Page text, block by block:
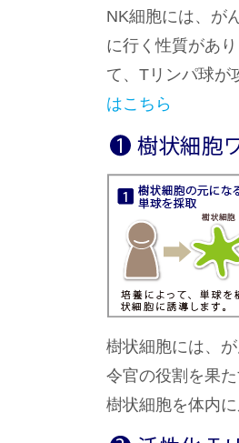
NK細胞には、が
に行く性質があ
て、Tリンパ球が
はこちら
樹状細胞には、
令官の役割を果
樹状細胞を体内